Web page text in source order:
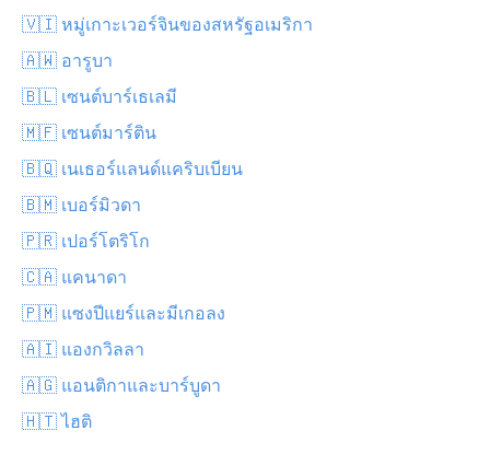
🇻🇮 หมู่เกาะเวอร์จินของสหรัฐอเมริกา
🇦🇼 อารูบา
🇧🇱 เซนต์บาร์เธเลมี
🇲🇫 เซนต์มาร์ติน
🇧🇶 เนเธอร์แลนด์แคริบเบียน
🇧🇲 เบอร์มิวดา
🇵🇷 เปอร์โตริโก
🇨🇦 แคนาดา
🇵🇲 แซงปีแยร์และมีเกอลง
🇦🇮 แองกวิลลา
🇦🇬 แอนติกาและบาร์บูดา
🇭🇹 ไฮติ